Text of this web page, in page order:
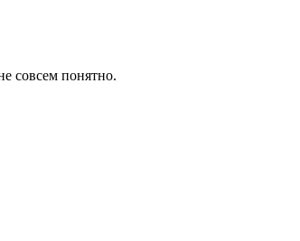
совсем понятно.